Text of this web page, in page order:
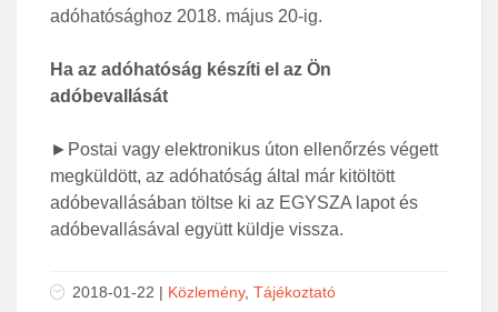
adóhatósághoz 2018. május 20-ig.
Ha az adóhatóság készíti el az Ön
adóbevallását
►Postai vagy elektronikus úton ellenőrzés végett
megküldött, az adóhatóság által már kitöltött
adóbevallásában töltse ki az EGYSZA lapot és
adóbevallásával együtt küldje vissza.
2018-01-22 | Közlemény, Tájékoztató